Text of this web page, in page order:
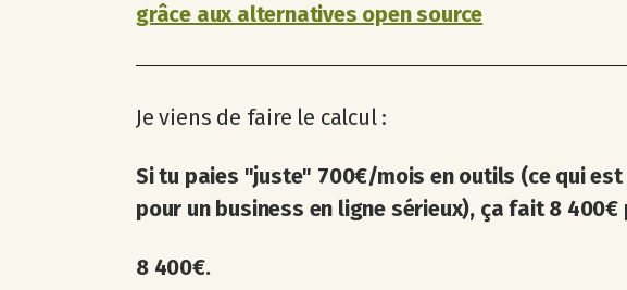
grâce aux alternatives open source
Je viens de faire le calcul :
Si tu paies "juste" 700€/mois en outils (ce qui est
pour un business en ligne sérieux), ça fait 8 400€
8 400€.